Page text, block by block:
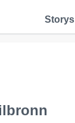
Storys